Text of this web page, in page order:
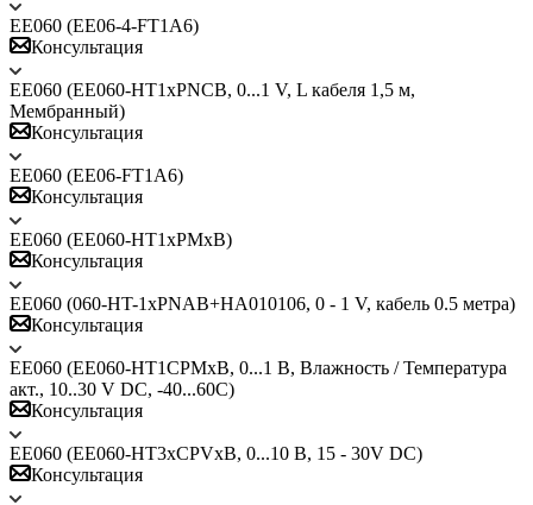
EE060 (ЕЕ06-4-FT1A6)
Консультация
EE060 (EE060-HT1xPNCB, 0...1 V, L кабеля 1,5 м,
Мембранный)
Консультация
EE060 (ЕЕ06-FT1A6)
Консультация
EE060 (EE060-HT1xPMxB)
Консультация
EE060 (060-HT-1xPNAB+HA010106, 0 - 1 V, кабель 0.5 метра)
Консультация
EE060 (EE060-HT1CPMxB, 0...1 В, Влажность / Температура
акт., 10..30 V DC, -40...60C)
Консультация
EE060 (EE060-HT3xCPVxB, 0...10 В, 15 - 30V DC)
Консультация